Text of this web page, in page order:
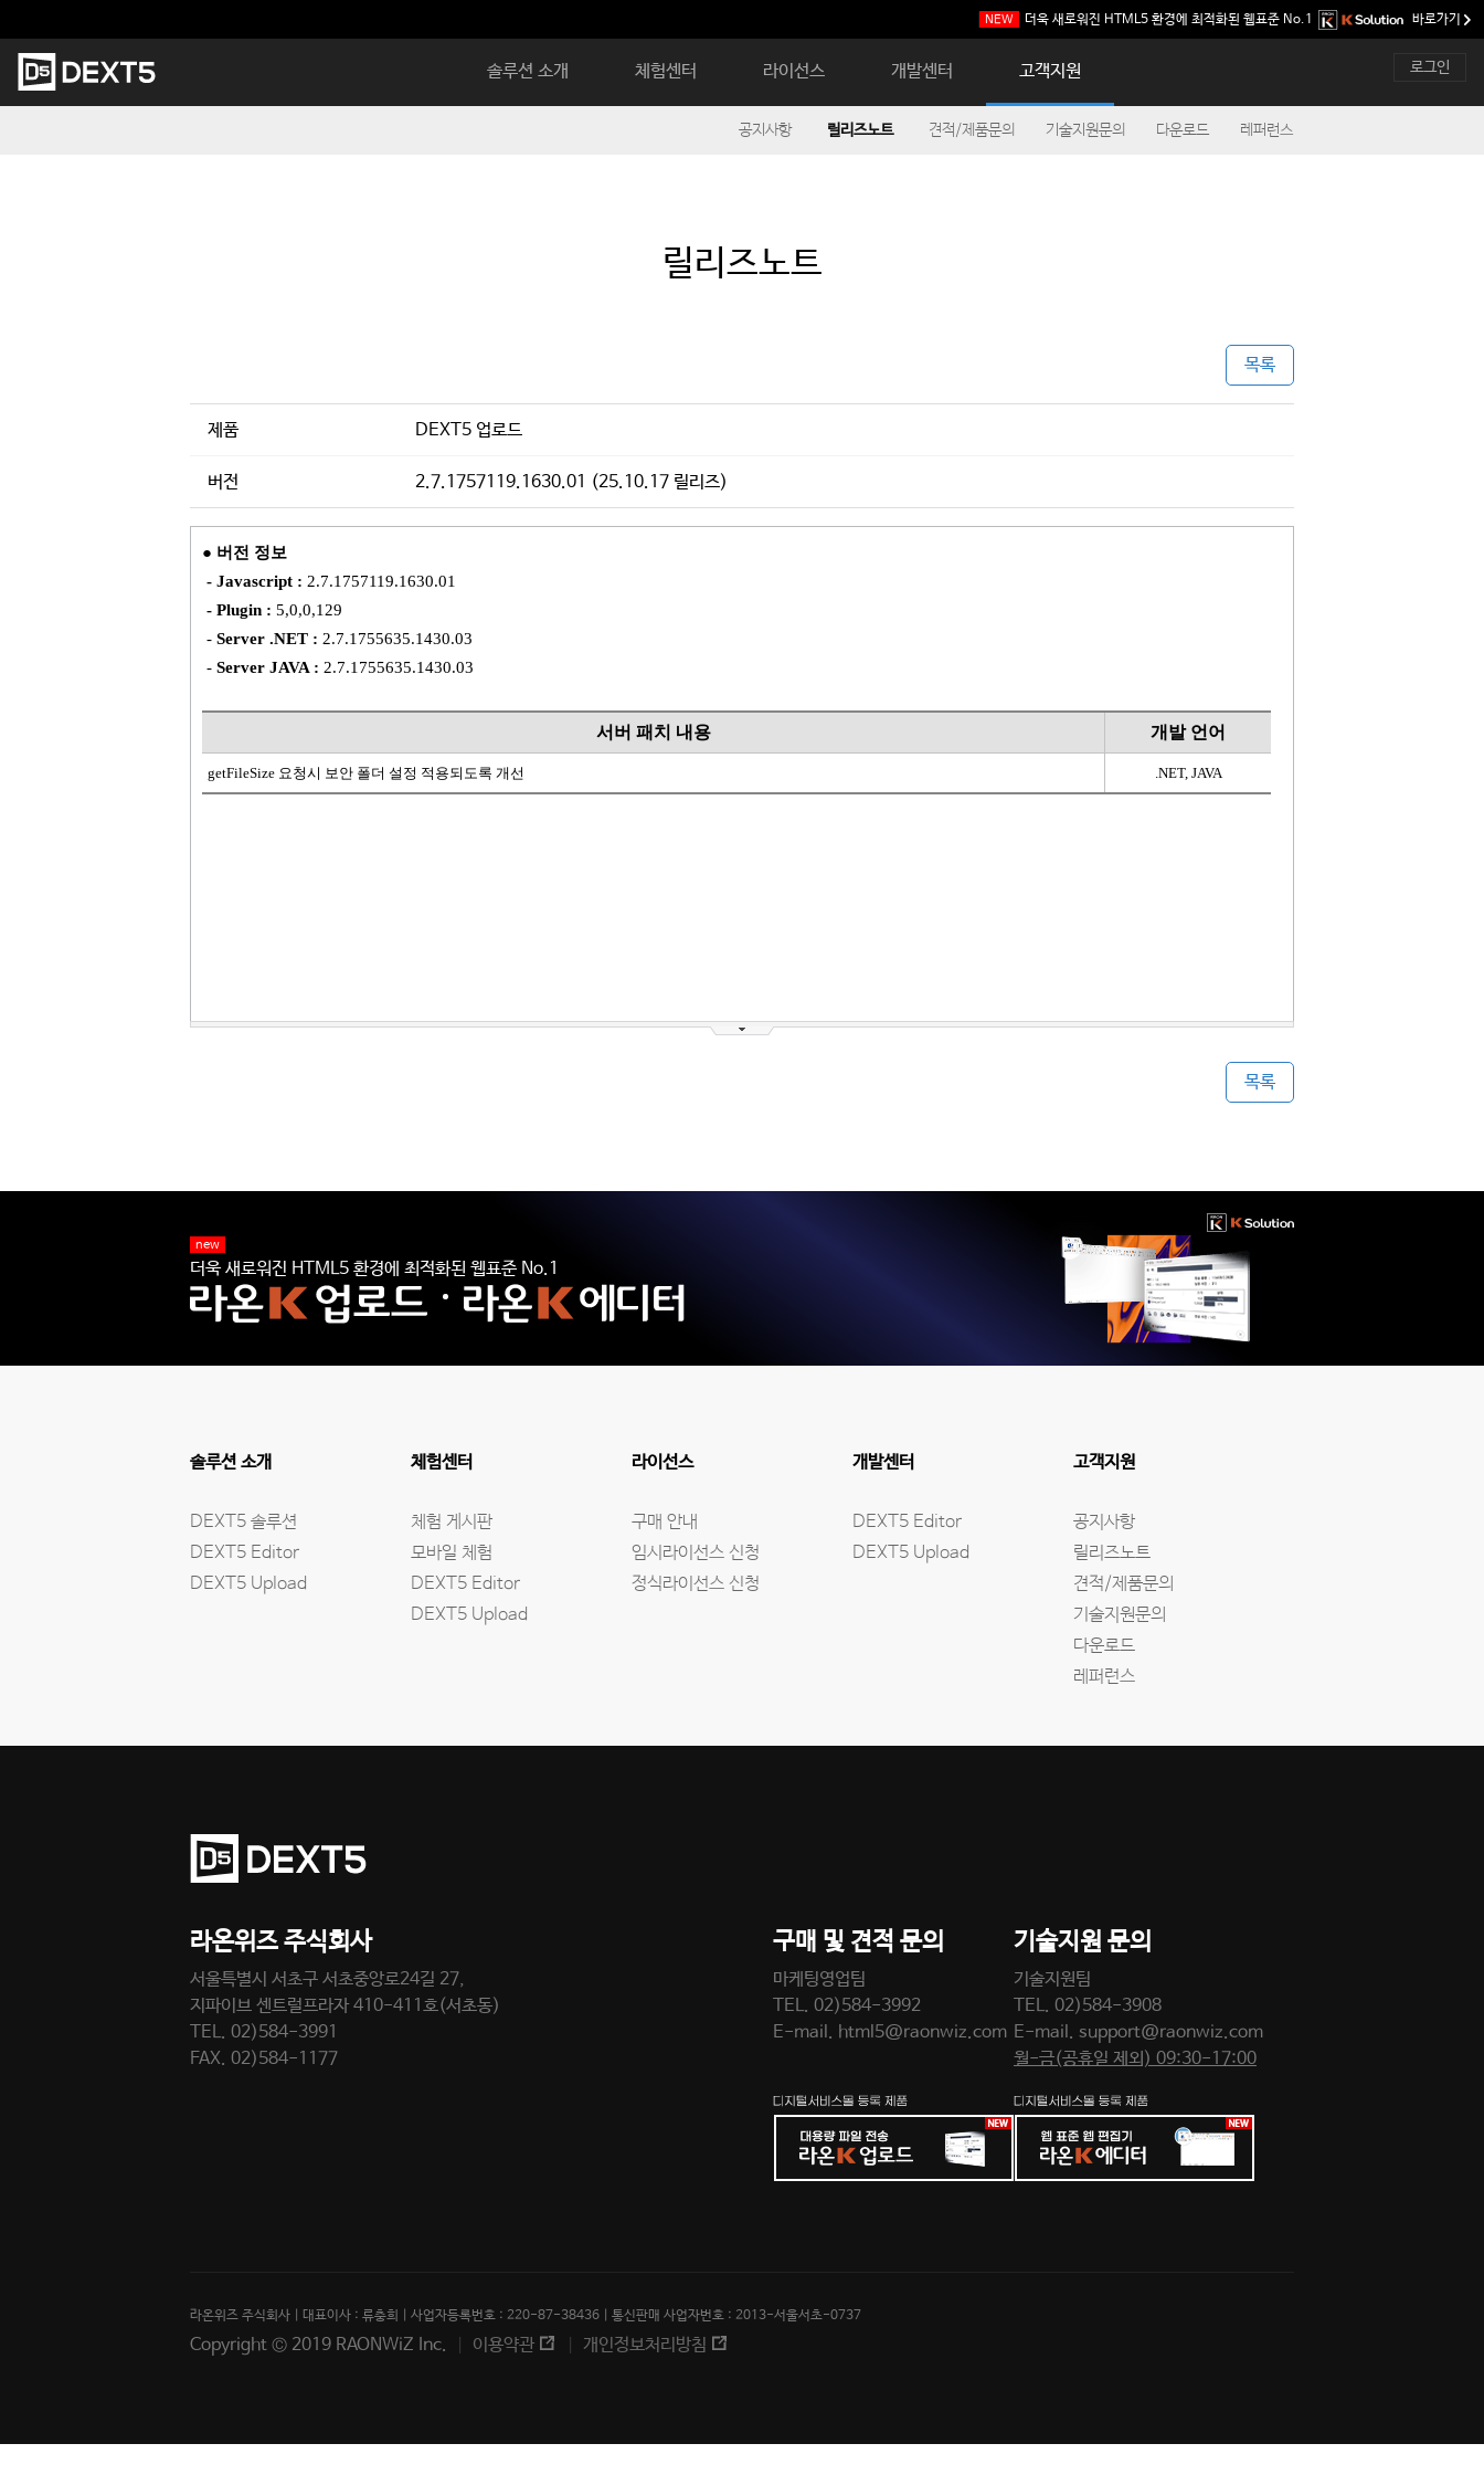
메
솔루션 소개 체험센터 라이선스 개발센터 고객지원 로그인
NEW 더욱 새로워진 HTML5 환경에 최적화된 웹표준 No.1 바로가기
공지사항 릴리즈노트 견적/제품문의 기술지원문의 다운로드 레퍼런스
릴리즈노트
목록
제품 DEXT5 업로드
버전 2.7.1757119.1630.01 (25.10.17 릴리즈)
목록
new
더욱 새로워진 HTML5 환경에 최적화된 웹표준 No.1
솔루션 소개
DEXT5 솔루션
DEXT5 Editor
DEXT5 Upload
체험센터
체험 게시판
모바일 체험
DEXT5 Editor
DEXT5 Upload
라이선스
구매 안내
임시라이선스 신청
정식라이선스 신청
개발센터
DEXT5 Editor
DEXT5 Upload
고객지원
공지사항
릴리즈노트
견적/제품문의
기술지원문의
다운로드
레퍼런스
라온위즈 주식회사
서울특별시 서초구 서초중앙로24길 27,
지파이브 센트럴프라자 410-411호(서초동)
TEL. 02)584-3991
FAX. 02)584-1177
구매 및 견적 문의
마케팅영업팀
TEL. 02)584-3992
E-mail. html5@raonwiz.com
기술지원 문의
기술지원팀
TEL. 02)584-3908
E-mail. support@raonwiz.com
월-금(공휴일 제외) 09:30-17:00
라온위즈 주식회사 | 대표이사 : 류충희 | 사업자등록번호 : 220-87-38436 | 통신판매 사업자번호 : 2013-서울서초-0737
Copyright © 2019 RAONWiZ Inc. 이용약관 개인정보처리방침